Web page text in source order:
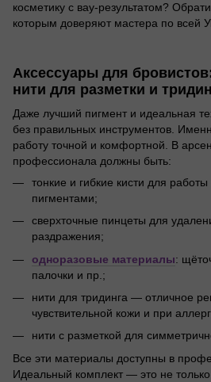
косметику с вау-результатом?
которым доверяют мастера по всей
Аксессуары для
нити для разметки и
Даже лучший пигмент и идеальная
без правильных инструментов.
работу точной и комфортной. В
профессионала должны быть:
тонкие и гибкие кисти для
пигментами;
сверхточные пинцеты для
раздражения;
одноразовые материалы:
палочки и пр.;
нити для тридинга — отличное
чувствительной кожи и при
нити с разметкой для
Все эти материалы доступны в
Идеальный комплект — это не только